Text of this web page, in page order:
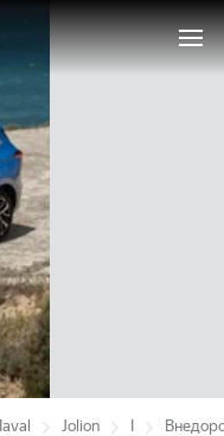
Jolion